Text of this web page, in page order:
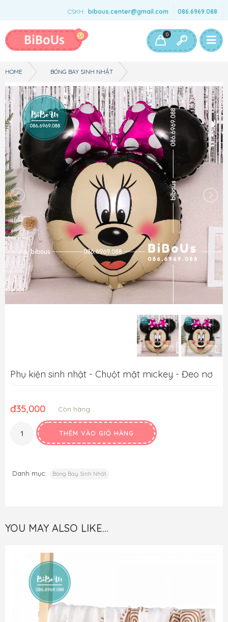
CSKH: bibous.center@gmail.com 086.6969.088
Bé Gái Bé Trai Đồ Chơi & Phụ Kiện 0
HOME BÓNG BAY SINH NHẬT
PHỤ KIỆN SINH NHẬT - CHUỘT MẶT MICKEY - ĐEO NƠ
Phụ kiện sinh nhật - Chuột mặt mickey - Đeo nơ
đ35,000 Còn hàng
THÊM VÀO GIỎ HÀNG
Danh mục: Bóng Bay Sinh Nhật
YOU MAY ALSO LIKE…